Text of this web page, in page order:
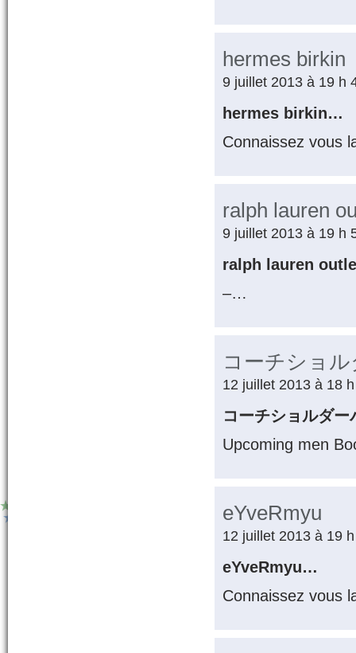
hermes birkin
9 juillet 2013 à 19 h
hermes birkin…
Connaissez vous
ralph lauren
9 juillet 2013 à 19 h
ralph lauren
–…
コーチショ
12 juillet 2013 à 18
コーチショルダ
Upcoming men
eYveRmyu
12 juillet 2013 à 19
eYveRmyu…
Connaissez vous